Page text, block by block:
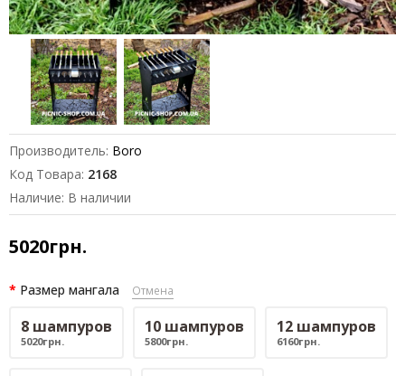
Производитель: Boro
Код Товара: 2168
Наличие: В наличии
5020грн.
Размер мангала Отмена
8 шампуров
5020грн.
10 шампуров
5800грн.
12 шампуров
6160грн.